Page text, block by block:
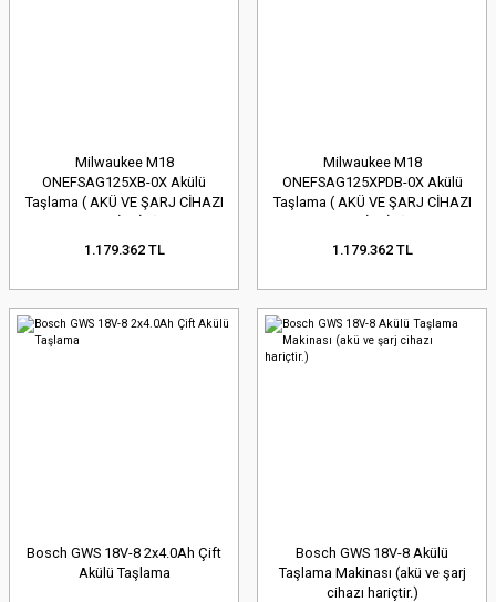
Milwaukee M18
ONEFSAG125XB-0X Akülü
Taşlama ( AKÜ VE ŞARJ CİHAZI
1.179.362 TL
Milwaukee M18
ONEFSAG125XPDB-0X Akülü
Taşlama ( AKÜ VE ŞARJ CİHAZI
1.179.362 TL
Bosch GWS 18V-8 2x4.0Ah Çift
Akülü Taşlama
Bosch GWS 18V-8 Akülü
Taşlama Makinası (akü ve şarj
cihazı hariçtir.)